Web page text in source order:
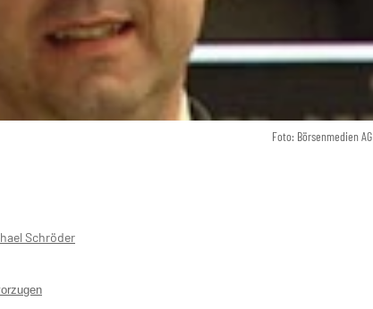
Foto: Börsenmedien AG
Schröder